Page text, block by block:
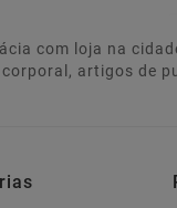
com loja na
artigos de